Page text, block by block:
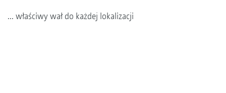
... właściwy wał do każdej lokalizacji